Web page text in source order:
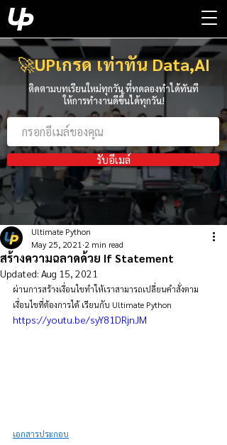
🚀UPเกรด เท่าทัน Data,AI
ติดตามบทเรียนใหม่ทุกวัน ที่ทดลองทำได้ทันที
ให้การทำงานดีขึ้นได้ทุกวัน!
รับอีเมล์
สร้างความฉลาดด้วย If Statement
Ultimate Python
May 25, 2021 2 min read
Updated: Aug 15, 2021
ผ่านการสร้างเงื่อนไขทำให้เราสามารถเปลี่ยนคำสั่งตาม
เงื่อนไขที่ต้องการได้ เรียนกับ Ultimate Python
https://youtu.be/syY81DRjnJM
เอกสารประกอบ